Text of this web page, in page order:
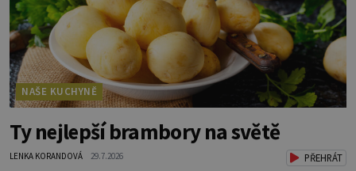
NAŠE KUCHYNĚ
Ty nejlepší brambory na světě
LENKA KORANDOVÁ 29.7.2026 PŘEHRÁT